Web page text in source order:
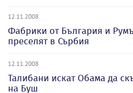
12.11.2008
Фабрики от България и
преселят в Сърбия
12.11.2008
Талибани искат Обама да
на Буш